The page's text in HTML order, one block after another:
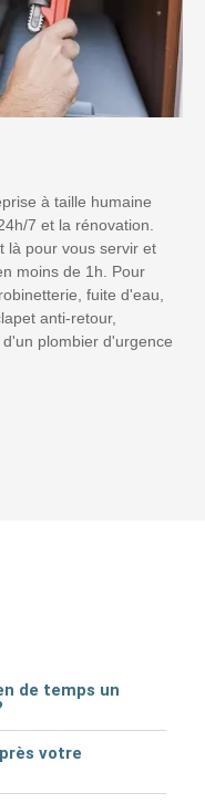
à taille humaine
7 et la rénovation.
là pour vous servir et
moins de 1h. Pour
fuite d'eau,
anti-retour,
plombier d'urgence
de temps un
votre